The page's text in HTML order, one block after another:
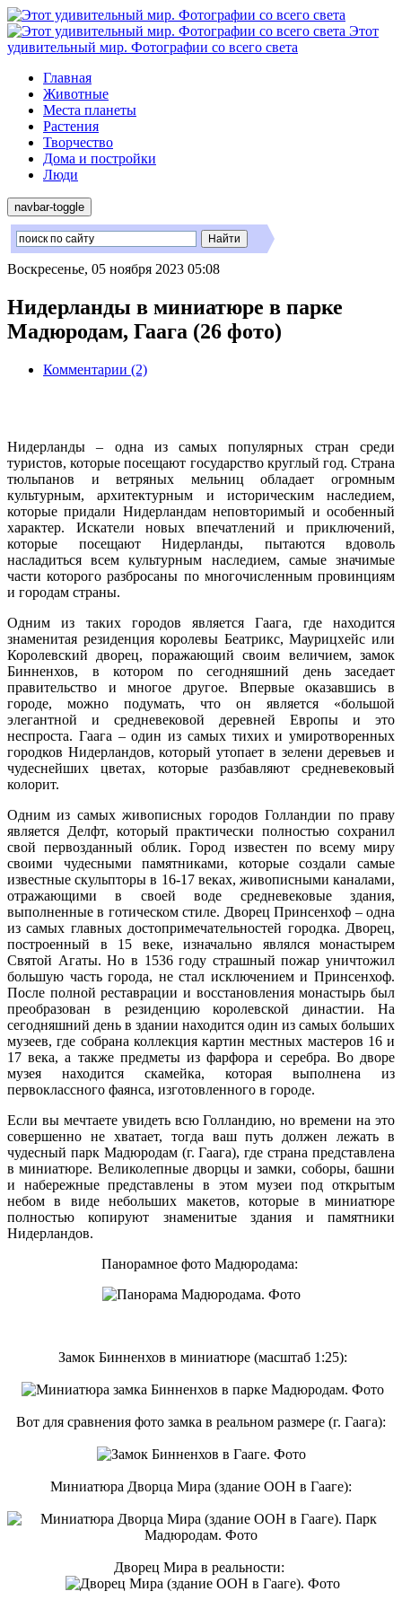
Этот
удивительный мир. Фотографии со всего света
Главная
Животные
Места планеты
Растения
Творчество
Дома и постройки
Люди
navbar-toggle
Воскресенье, 05 ноября 2023 05:08
Нидерланды в миниатюре в парке
Мадюродам, Гаага (26 фото)
Комментарии (2)
Нидерланды – одна из самых популярных стран среди
туристов, которые посещают государство круглый год. Страна
тюльпанов и ветряных мельниц обладает огромным
культурным, архитектурным и историческим наследием,
которые придали Нидерландам неповторимый и особенный
характер. Искатели новых впечатлений и приключений,
которые посещают Нидерланды, пытаются вдоволь
насладиться всем культурным наследием, самые значимые
части которого разбросаны по многочисленным провинциям
и городам страны.
Одним из таких городов является Гаага, где находится
знаменитая резиденция королевы Беатрикс, Маурицхейс или
Королевский дворец, поражающий своим величием, замок
Бинненхов, в котором по сегодняшний день заседает
правительство и многое другое. Впервые оказавшись в
городе, можно подумать, что он является «большой
элегантной и средневековой деревней Европы и это
неспроста. Гаага – один из самых тихих и умиротворенных
городков Нидерландов, который утопает в зелени деревьев и
чудеснейших цветах, которые разбавляют средневековый
колорит.
Одним из самых живописных городов Голландии по праву
является Делфт, который практически полностью сохранил
свой первозданный облик. Город известен по всему миру
своими чудесными памятниками, которые создали самые
известные скульпторы в 16-17 веках, живописными каналами,
отражающими в своей воде средневековые здания,
выполненные в готическом стиле. Дворец Принсенхоф – одна
из самых главных достопримечательностей городка. Дворец,
построенный в 15 веке, изначально являлся монастырем
Святой Агаты. Но в 1536 году страшный пожар уничтожил
большую часть города, не стал исключением и Принсенхоф.
После полной реставрации и восстановления монастырь был
преобразован в резиденцию королевской династии. На
сегодняшний день в здании находится один из самых больших
музеев, где собрана коллекция картин местных мастеров 16 и
17 века, а также предметы из фарфора и серебра. Во дворе
музея находится скамейка, которая выполнена из
первоклассного фаянса, изготовленного в городе.
Если вы мечтаете увидеть всю Голландию, но времени на это
совершенно не хватает, тогда ваш путь должен лежать в
чудесный парк Мадюродам (г. Гаага), где страна представлена
в миниатюре. Великолепные дворцы и замки, соборы, башни
и набережные представлены в этом музеи под открытым
небом в виде небольших макетов, которые в миниатюре
полностью копируют знаменитые здания и памятники
Нидерландов.
Панорамное фото Мадюродама:
Замок Бинненхов в миниатюре (масштаб 1:25):
Вот для сравнения фото замка в реальном размере (г. Гаага):
Миниатюра Дворца Мира (здание ООН в Гааге):
Дворец Мира в реальности: